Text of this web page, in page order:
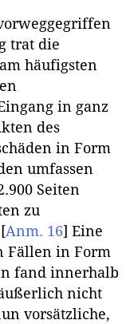
trat die
häufigsten
in ganz
des
in Form
umfassen
Seiten
zu
[Anm. 16] Eine
Fällen in Form
fand innerhalb
nicht
vorsätzliche,